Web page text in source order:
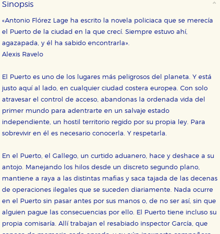
Sinopsis
«Antonio Flórez Lage ha escrito la novela policiaca que se merecía
el Puerto de la ciudad en la que crecí. Siempre estuvo ahí,
agazapada, y él ha sabido encontrarla».
Alexis Ravelo
El Puerto es uno de los lugares más peligrosos del planeta. Y está
justo aquí al lado, en cualquier ciudad costera europea. Con solo
atravesar el control de acceso, abandonas la ordenada vida del
primer mundo para adentrarte en un salvaje estado
independiente, un hostil territorio regido por su propia ley. Para
sobrevivir en él es necesario conocerla. Y respetarla.
En el Puerto, el Gallego, un curtido aduanero, hace y deshace a su
antojo. Manejando los hilos desde un discreto segundo plano,
mantiene a raya a las distintas mafias y saca tajada de las decenas
de operaciones ilegales que se suceden diariamente. Nada ocurre
en el Puerto sin pasar antes por sus manos o, de no ser así, sin que
alguien pague las consecuencias por ello. El Puerto tiene incluso su
propia comisaría. Allí trabajan el resabiado inspector García, que
CONFIGURACIÓN DE COOKIES
HABILITAR TODO RECHAZAR TODO
Cookies necesarias
web funcione y no es posible deshabilitarlas desde
nuestro sistema. Es posible hacerlo desde el
navegador, pero en ese caso es posible que algunas
áreas de nuestra web dejen de funcionar
correctamente.
de navegación y optimizar el funcionamiento de
nuestro sitio web. Almacenan configuraciones de